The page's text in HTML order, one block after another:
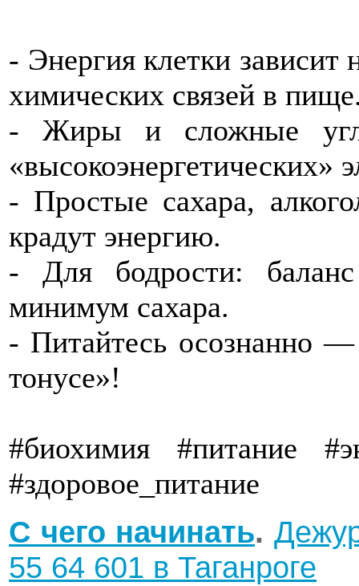
- Энергия клетки зависит
химических связей в
- Жиры и сложные
«высокоэнергетических»
- Простые сахара,
крадут энергию.
- Для бодрости:
минимум сахара.
- Питайтесь осознанно
тонусе»!
#биохимия #питание
#здоровое_питание
C чего начинать.
55 64 601 в Таганроге